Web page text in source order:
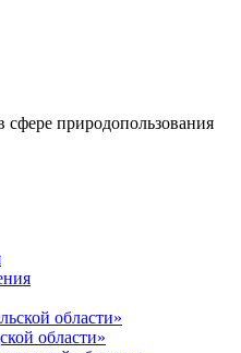
сфере природопользования
области»
области»